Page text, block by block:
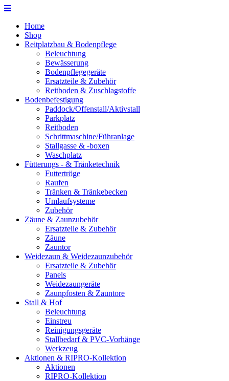
Home
Shop
Reitplatzbau & Bodenpflege
Beleuchtung
Bewässerung
Bodenpflegegeräte
Ersatzteile & Zubehör
Reitboden & Zuschlagstoffe
Bodenbefestigung
Paddock/Offenstall/Aktivstall
Parkplatz
Reitboden
Schrittmaschine/Führanlage
Stallgasse & -boxen
Waschplatz
Fütterungs - & Tränketechnik
Futtertröge
Raufen
Tränken & Tränkebecken
Umlaufsysteme
Zubehör
Zäune & Zaunzubehör
Ersatzteile & Zubehör
Zäune
Zauntor
Weidezaun & Weidezaunzubehör
Ersatzteile & Zubehör
Panels
Weidezaungeräte
Zaunpfosten & Zauntore
Stall & Hof
Beleuchtung
Einstreu
Reinigungsgeräte
Stallbedarf & PVC-Vorhänge
Werkzeug
Aktionen & RIPRO-Kollektion
Aktionen
RIPRO-Kollektion